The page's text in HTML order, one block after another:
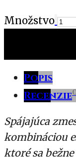
Množstvo
Popis
Recenzie
Spájajúca
kombináciou
ktoré sa